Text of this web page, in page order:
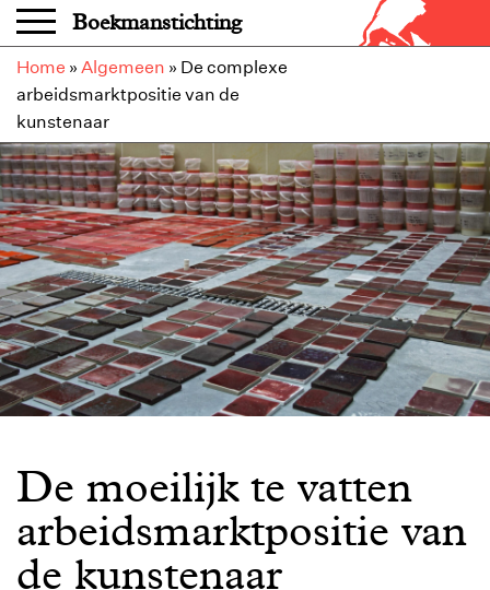
Overslaan en naar de inhoud gaan
Boekmanstichting
Home » Algemeen » De complexe
arbeidsmarktpositie van de
kunstenaar
De moeilijk te vatten
arbeidsmarktpositie van
de kunstenaar